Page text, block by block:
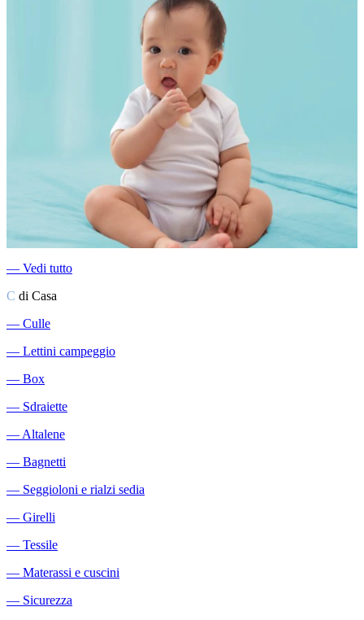
― Vedi tutto
C di Casa
― Culle
― Lettini campeggio
― Box
― Sdraiette
―Altalene
― Bagnetti
― Seggioloni e rialzi sedia
― Girelli
― Tessile
― Materassi e cuscini
― Sicurezza